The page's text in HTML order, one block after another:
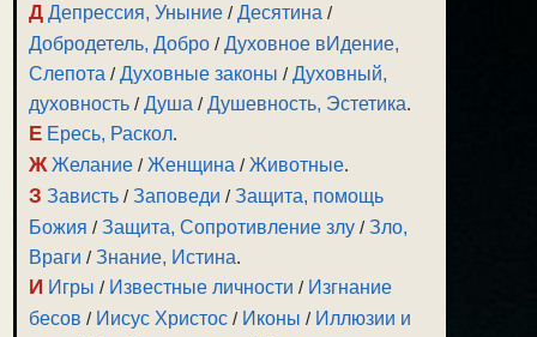
Д Депрессия, Уныние /Десятина /
Добродетель, Добро /Духовное вИдение,
Слепота /Духовные законы /Духовный,
духовность /Душа /Душевность, Эстетика.
Е Ересь, Раскол.
Ж Желание /Женщина /Животные.
З Зависть /Заповеди /Защита, помощь
Божия /Защита, Сопротивление злу /Зло,
Враги /Знание, Истина.
И Игры / Известные личности / Изгнание
бесов / Иисус Христос / Иконы / Иллюзии и